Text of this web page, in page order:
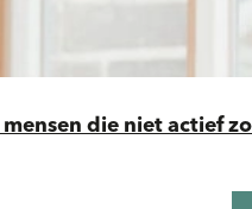
die niet actief